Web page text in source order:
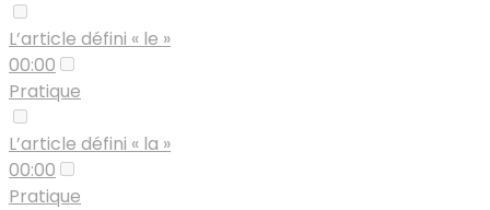
L’article défini « le »
00:00
Pratique
L’article défini « la »
00:00
Pratique